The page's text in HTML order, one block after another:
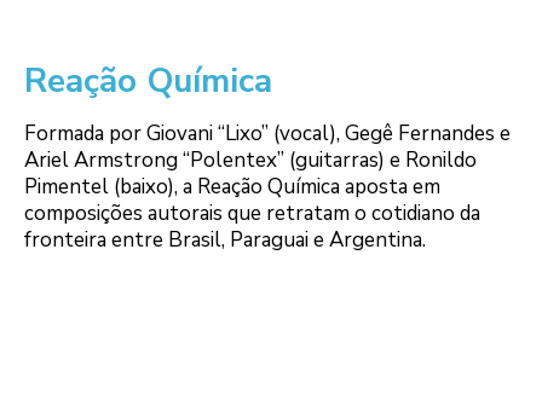
Reação Química
Formada por Giovani “Lixo” (vocal), Gegê Fernandes e
Ariel Armstrong “Polentex” (guitarras) e Ronildo
Pimentel (baixo), a Reação Química aposta em
composições autorais que retratam o cotidiano da
fronteira entre Brasil, Paraguai e Argentina.